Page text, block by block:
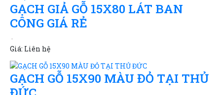
GẠCH GIẢ GỖ 15X80 LÁT BAN
CÔNG GIÁ RẺ
Giá: Liên hệ
GẠCH GỖ 15X90 MÀU ĐỎ TẠI THỦ